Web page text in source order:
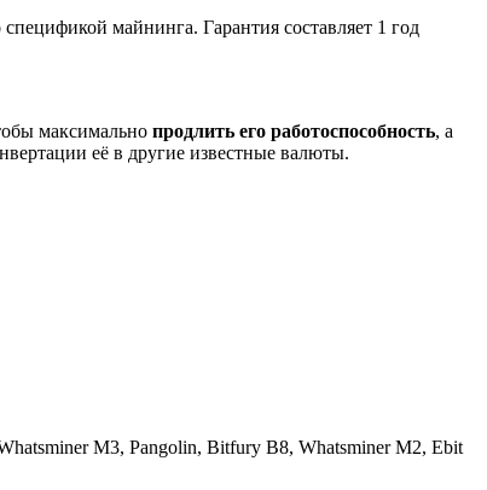
спецификой майнинга. Гарантия составляет 1 год
максимально продлить его работоспособность, а
её в другие известные валюты.
M3, Pangolin, Bitfury B8, Whatsminer M2, Ebit